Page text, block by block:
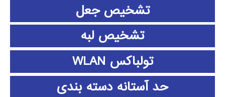
تشخیص جعل
تشخیص لبه
تولباکس WLAN
حد آستانه دسته بندی